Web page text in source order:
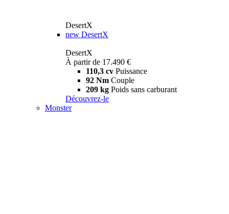
DesertX
new DesertX
DesertX
À partir de 17.490 €
110,3 cv Puissance
92 Nm Couple
209 kg Poids sans carburant
Découvrez-le
Monster